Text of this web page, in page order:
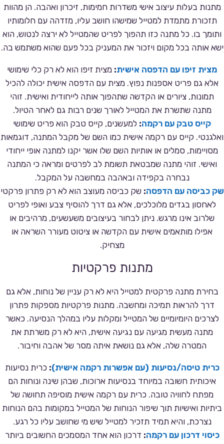
מתנות בעלות עיצוב אישי משדרות חמימות, זיכרון ואהבה. הן מהוות
תזכורת מתמדת למטייל שמישהו חושב עליו, מזדהה עם חלומותיו
ותומך בו. כל מתנה כזו תהפוך לפריט שהמטייל לא ירצה לנטוש, הוא
ישא אותה בכל מקום ויזכור את המעניק בכל פעם שהוא משתמש בה.
מצית זיפו עם הדפסה אישית: מצית זיפו הוא לא רק כלי שימושי
אלא גם פריט אספנות נפוץ. מצית עם הדפסה אישית יכולה להכיל
תמונות, ציורים או הקדשה שתהפוך אותה לייחודית ואישית. זוהי
מתנה שתשרת את המטייל לאורך שנים רבות גם לאחר הטיול.
קייס טבק עם רקמה: למעשנים, קייס טבק הוא פריט שימושי
ואלגנטי. קייס עם רקמה אישית כמו השם של מקבל המתנה, דוגמאות
מסויימות, סמלים או אותיות השם שלו אשר יקנו למתנה אופי ייחודי
ואישי. זוהי מתנה שמבטאת תשומת לב לפרטים ומראה כי המתנה
נבחרה בקפידה ובאהבה במחשבה על המקבל.
שק כביסה עם הדפסה: שק כביסה מעוצב הוא לא רק פתרון פרקטי
לאחסון בגדים מלוכלכים, אלא גם דרך להוסיף צבע ואופי לפריט
שלרוב אינו מרגש. ניתן לבחור בעיצובים משעשעים, מרהיבים או
אפילו מותאמים אישית עם הקדשה או ציטוט מעורר השראה או
מצחיק.
מתנות פרקטיות
בחירת מתנה פרקטית למטייל היא לא רק עניין של נוחות, אלא גם
דרך להראות תמיכה ומחשבה. מתנות פרקטיות מספקות פתרון
לצרכים היומיומיים של המטייל ומקלות עליו במהלך הנסיעה. כאשר
מתנה מעשית מגיעה עם נגיעה אישית, היא לא רק משרתת את
המטרה שלה, אלא גם נושאת איתה מסר של אהבה וחיבור.
כרית טיסה/נסיעות (עם אפשרות רקמה אישית): כרית נסיעות
איכותית חשובה במיוחד בנסיעות ארוכות, שבהן שינה ונוחות הם
מפתח לחוויה טובה. כרית עם רקמה אישית מוסיפה תחושה של
ביתיות ואישיות תוך שיפור הנוחות של המטייל במקומות בהם הנוחות
נצרכת, והיא תמיד תזכיר למטייל שיש מי שחושב עליו כל רגע.
כיסוי דרכון עם רקמה: דרכון הוא אחד המסמכים החשובים ביותר